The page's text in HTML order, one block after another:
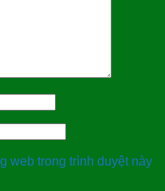
web trong trình duyệt này